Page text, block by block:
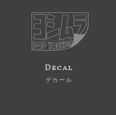
Decal
デカール